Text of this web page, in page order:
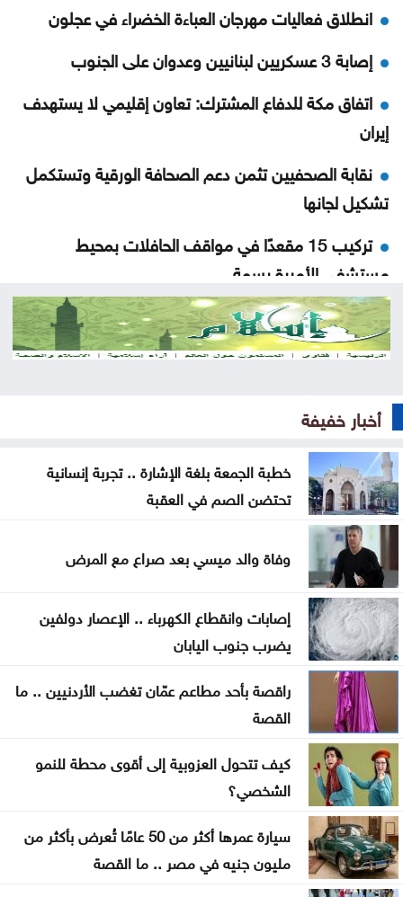
انطلاق فعاليات مهرجان العباءة الخضراء في عجلون
إصابة 3 عسكريين لبنانيين وعدوان على الجنوب
اتفاق مكة للدفاع المشترك: تعاون إقليمي لا يستهدف
إيران
نقابة الصحفيين تثمن دعم الصحافة الورقية وتستكمل
تشكيل لجانها
تركيب 15 مقعدًا في مواقف الحافلات بمحيط
مستشفى الأميرة بسمة
بلغاريا تستدعي سفيرة أوكرانيا إثر انفجار مسيرة في
أراضيها
في العقبة
إصابة 3 عسكريين لبنانيين أثناء تفكيك ذخائر جنوبي
البلاد
الجديد
الجيش الإيراني: الوضع في مضيق هرمز نهائي ولا رجعة
فيه
الأردن يحقق اكتفاءً ذاتياً كاملاً في عدد من المنتجات
الغذائية
الأشغال تنهي العمل على تقاطع طريق المطار
الفيصلي يواجه الوحدات والحسين يصطدم بالرمثا في
كأس السوبر
سكة الحديد : قطار منفعة عامة .. ام طريق سهل
للاستملاك؟؟
أخبار خفيفة
خطبة الجمعة بلغة الإشارة .. تجربة إنسانية
تحتضن الصم في العقبة
وفاة والد ميسي بعد صراع مع المرض
إصابات وانقطاع الكهرباء .. الإعصار دولفين
يضرب جنوب اليابان
راقصة بأحد مطاعم عمّان تغضب الأردنيين .. ما
القصة
كيف تتحول العزوبية إلى أقوى محطة للنمو
الشخصي؟
سيارة عمرها أكثر من 50 عامًا تُعرض بأكثر من
مليون جنيه في مصر .. ما القصة